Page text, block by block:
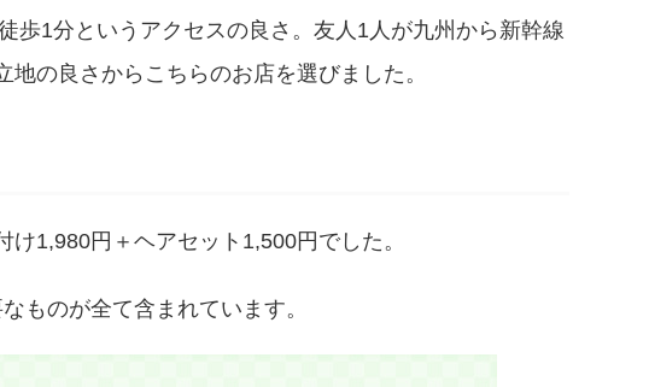
歩1分というアクセスの良さ。友人1人が九州から新幹線
地の良さからこちらのお店を選びました。
け1,980円＋ヘアセット1,500円でした。
ものが全て含まれています。